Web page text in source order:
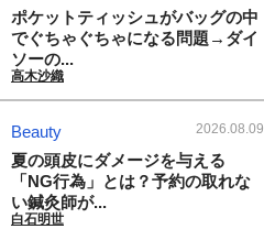
ポケットティッシュがバッグの中
でぐちゃぐちゃになる問題→ダイ
ソーの...
高木沙織
Beauty 2026.08.09
夏の頭皮にダメージを与える
「NG行為」とは？予約の取れな
い鍼灸師が...
白石明世